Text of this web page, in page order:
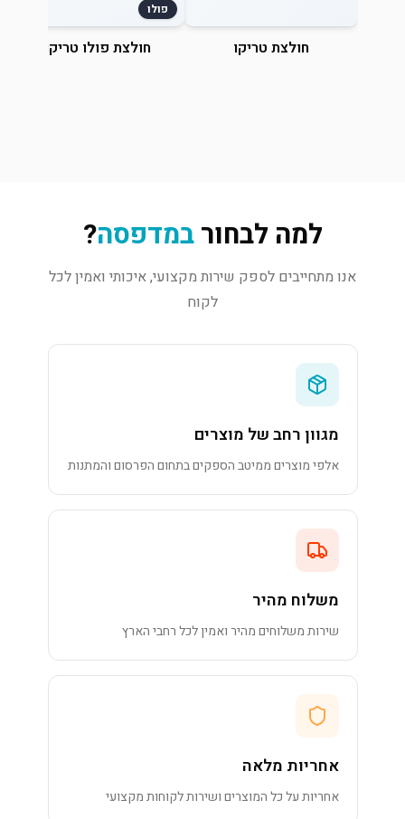
חולצת טריקו
פולו
חולצת פולו טריקו
למה לבחורבמדפסה?
אנו מתחייבים לספק שירות מקצועי, איכותי ואמין לכל
לקוח
מגוון רחב של מוצרים
אלפי מוצרים ממיטב הספקים בתחום הפרסום והמתנות
משלוח מהיר
שירות משלוחים מהיר ואמין לכל רחבי הארץ
אחריות מלאה
אחריות על כל המוצרים ושירות לקוחות מקצועי